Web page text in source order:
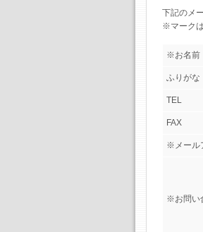
下記のメ
※マークは
※お名前
ふりがな
TEL
FAX
※メール
※お問い